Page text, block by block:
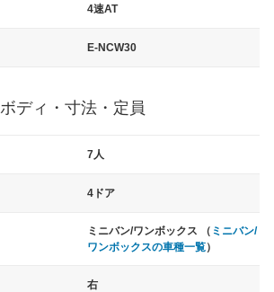
4速AT
E-NCW30
ボディ・寸法・定員
7人
4ドア
ミニバン/ワンボックス （ ミニバン/
ワンボックスの車種一覧）
右